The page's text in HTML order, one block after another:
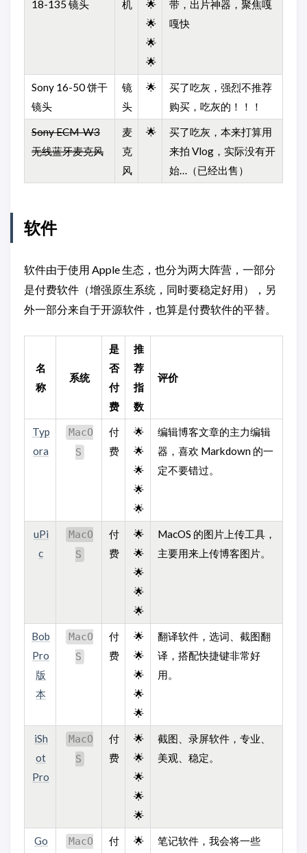
18-135 镜头 机
🌟
🌟
🌟
🌟
带，出片神器，聚焦嘎
嘎快
Sony 16-50 饼干
镜头
镜
头
🌟
买了吃灰，强烈不推荐
购买，吃灰的！！！
Sony ECM-W3
无线蓝牙麦克风
麦
克
风
🌟
买了吃灰，本来打算用
来拍 Vlog，实际没有开
始…（已经出售）
软件
软件由于使用 Apple 生态，也分为两大阵营，一部分
是付费软件（增强原生系统，同时要稳定好用），另
外一部分来自于开源软件，也算是付费软件的平替。
名
称
系统
是
否
付
费
推
荐
指
数
评价
Typ
ora
MacO
S
付
费
🌟
🌟
🌟
🌟
🌟
编辑博客文章的主力编辑
器，喜欢 Markdown 的一
定不要错过。
uPi
c
MacO
S
付
费
🌟
🌟
🌟
🌟
🌟
MacOS 的图片上传工具，
主要用来上传博客图片。
Bob
Pro
版
本
MacO
S
付
费
🌟
🌟
🌟
🌟
🌟
翻译软件，选词、截图翻
译，搭配快捷键非常好
用。
iSh
ot
Pro
MacO
S
付
费
🌟
🌟
🌟
🌟
🌟
截图、录屏软件，专业、
美观、稳定。
Go
MacO
付
🌟
笔记软件，我会将一些